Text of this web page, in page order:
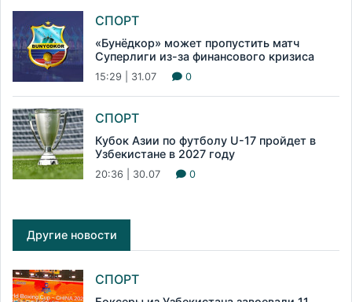
СПОРТ
«Бунёдкор» может пропустить матч
Суперлиги из-за финансового кризиса
15:29 | 31.07 0
СПОРТ
Кубок Азии по футболу U-17 пройдет в
Узбекистане в 2027 году
20:36 | 30.07 0
Другие новости
СПОРТ